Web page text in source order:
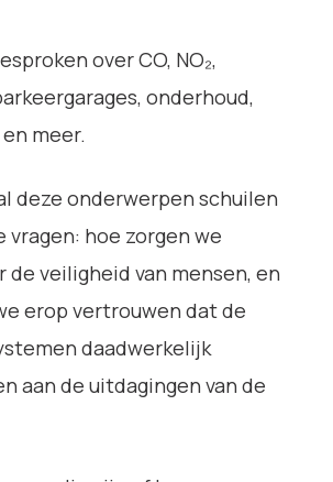
over CO, NO₂,
onderhoud,
meer.
deze onderwerpen schuilen
vragen: hoe zorgen we
de veiligheid van mensen, en
erop vertrouwen dat de
daadwerkelijk
aan de uitdagingen van de